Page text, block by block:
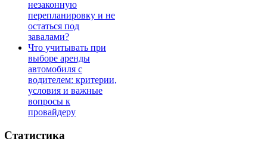
незаконную
перепланировку и не
остаться под
завалами?
Что учитывать при
выборе аренды
автомобиля с
водителем: критерии,
условия и важные
вопросы к
провайдеру
Статистика